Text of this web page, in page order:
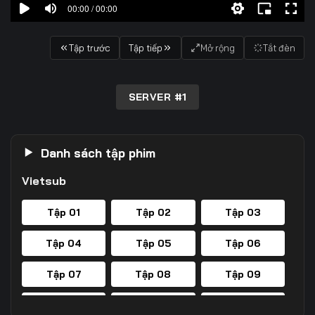
00:00 / 00:00
Tập trước Tập tiếp Mở rộng Tắt đèn
SERVER #1
Danh sách tập phim
Vietsub
Tập 01 Tập 02 Tập 03
Tập 04 Tập 05 Tập 06
Tập 07 Tập 08 Tập 09